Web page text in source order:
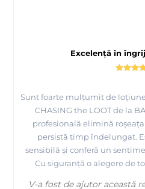
Excelență în
Sunt foarte mulțumit de
CHASING the LOOT de la
profesională elimină
persistă timp îndelungat.
sensibilă și conferă un
Cu siguranță o alegere de
V-a fost de ajutor această